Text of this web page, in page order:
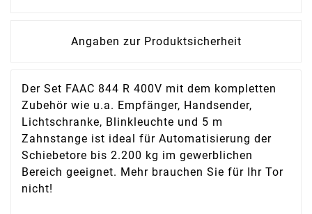
Angaben zur Produktsicherheit
Der Set FAAC 844 R 400V mit dem kompletten
Zubehör wie u.a. Empfänger, Handsender,
Lichtschranke, Blinkleuchte und 5 m
Zahnstange ist ideal für Automatisierung der
Schiebetore bis 2.200 kg im gewerblichen
Bereich geeignet. Mehr brauchen Sie für Ihr Tor
nicht!